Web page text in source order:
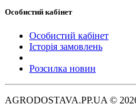
Особистий кабінет
Особистий кабінет
Історія замовлень
Розсилка новин
AGRODOSTAVA.PP.UA ©